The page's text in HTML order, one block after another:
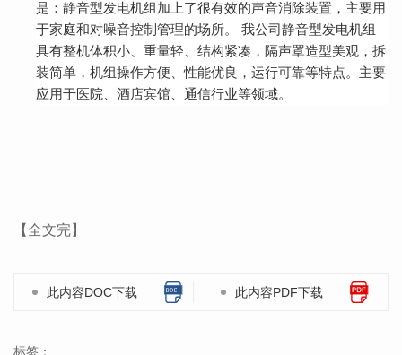
是：静音型发电机组加上了很有效的声音消除装置，主要用
于家庭和对噪音控制管理的场所。
我公司静音型发电机组
具有整机体积小、重量轻、结构紧凑，隔声罩造型美观，拆
装简单，机组操作方便、性能优良，运行可靠等特点。主要
应用于医院、酒店宾馆、通信行业等领域。
【全文完】
此内容DOC下载 此内容PDF下载
标签：